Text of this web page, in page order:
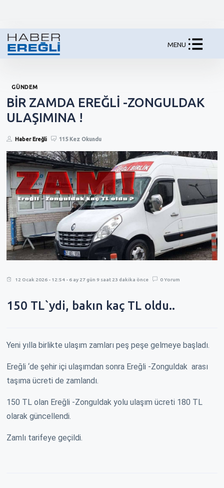
MENU
GÜNDEM
BİR ZAMDA EREĞLİ -ZONGULDAK
ULAŞIMINA !
Haber Ereğli 115 Kez Okundu
12 Ocak 2026 - 12:54 - 6 ay 27 gün 9 saat 23 dakika önce 0 Yorum
150 TL`ydi, bakın kaç TL oldu..
Yeni yılla birlikte ulaşım zamları peş peşe gelmeye başladı.
Ereğli ‘de şehir içi ulaşımdan sonra Ereğli -Zonguldak arası
taşıma ücreti de zamlandı.
150 TL olan Ereğli -Zonguldak yolu ulaşım ücreti 180 TL
olarak güncellendi.
Zamlı tarifeye geçildi.